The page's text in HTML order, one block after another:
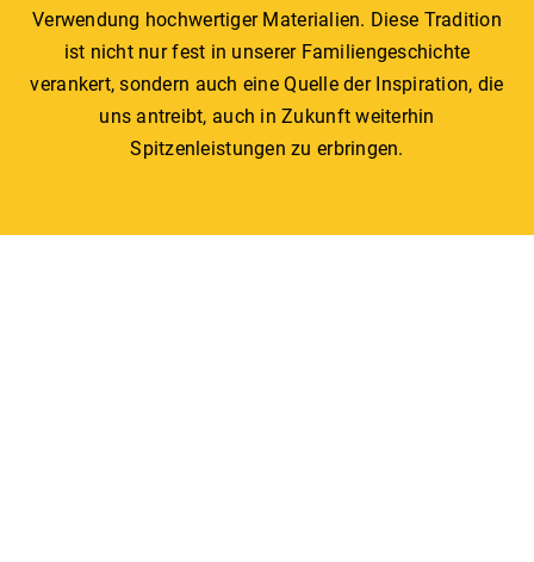
Verwendung hochwertiger Materialien. Diese Tradition
ist nicht nur fest in unserer Familiengeschichte
verankert, sondern auch eine Quelle der Inspiration, die
uns antreibt, auch in Zukunft weiterhin
Spitzenleistungen zu erbringen.